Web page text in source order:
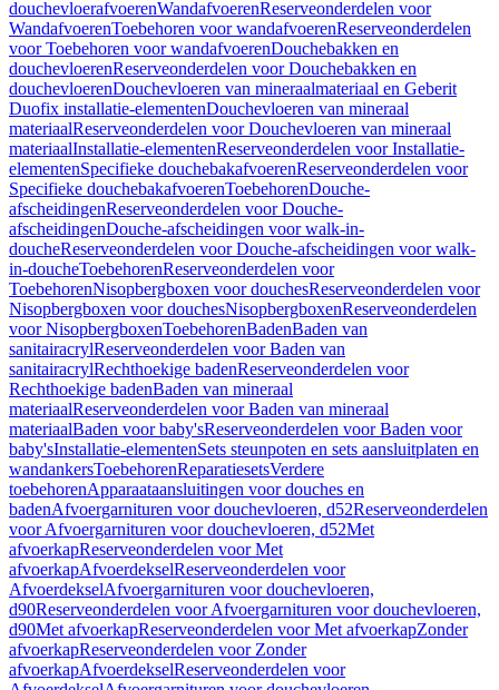
douchevloerafvoerenWandafvoerenReserveonderdelen voor
WandafvoerenToebehoren voor wandafvoerenReserveonderdelen
voor Toebehoren voor wandafvoerenDouchebakken en
douchevloerenReserveonderdelen voor Douchebakken en
douchevloerenDouchevloeren van mineraalmateriaal en Geberit
Duofix installatie-elementenDouchevloeren van mineraal
materiaalReserveonderdelen voor Douchevloeren van mineraal
materiaalInstallatie-elementenReserveonderdelen voor Installatie-
elementenSpecifieke douchebakafvoerenReserveonderdelen voor
Specifieke douchebakafvoerenToebehorenDouche-
afscheidingenReserveonderdelen voor Douche-
afscheidingenDouche-afscheidingen voor walk-in-
doucheReserveonderdelen voor Douche-afscheidingen voor walk-
in-doucheToebehorenReserveonderdelen voor
ToebehorenNisopbergboxen voor douchesReserveonderdelen voor
Nisopbergboxen voor douchesNisopbergboxenReserveonderdelen
voor NisopbergboxenToebehorenBadenBaden van
sanitairacrylReserveonderdelen voor Baden van
sanitairacrylRechthoekige badenReserveonderdelen voor
Rechthoekige badenBaden van mineraal
materiaalReserveonderdelen voor Baden van mineraal
materiaalBaden voor baby'sReserveonderdelen voor Baden voor
baby'sInstallatie-elementenSets steunpoten en sets aansluitplaten en
wandankersToebehorenReparatiesetsVerdere
toebehorenApparaataansluitingen voor douches en
badenAfvoergarnituren voor douchevloeren, d52Reserveonderdelen
voor Afvoergarnituren voor douchevloeren, d52Met
afvoerkapReserveonderdelen voor Met
afvoerkapAfvoerdekselReserveonderdelen voor
AfvoerdekselAfvoergarnituren voor douchevloeren,
d90Reserveonderdelen voor Afvoergarnituren voor douchevloeren,
d90Met afvoerkapReserveonderdelen voor Met afvoerkapZonder
afvoerkapReserveonderdelen voor Zonder
afvoerkapAfvoerdekselReserveonderdelen voor